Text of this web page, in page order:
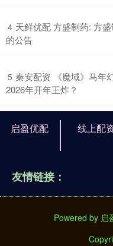
4 天鲜优配 方盛制药: 方
的公告
5 秦安配资 《魔域》马年
2026年开年王炸？
启盈优配 线上配
友情链接：
Powered by 启